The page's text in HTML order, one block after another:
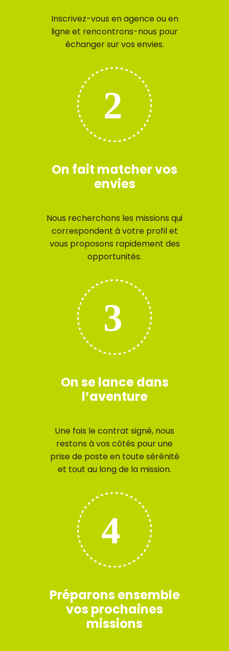
Inscrivez-vous en agence ou en
ligne et rencontrons-nous pour
échanger sur vos envies.
On fait matcher vos
envies
Nous recherchons les missions qui
correspondent à votre profil et
vous proposons rapidement des
opportunités.
On se lance dans
l’aventure
Une fois le contrat signé, nous
restons à vos côtés pour une
prise de poste en toute sérénité
et tout au long de la mission.
Préparons ensemble
vos prochaines
missions